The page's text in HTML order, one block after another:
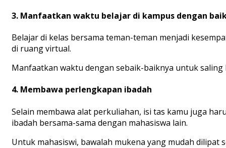
3. Manfaatkan waktu belajar di kampus dengan
Belajar di kelas bersama teman-teman menjadi
di ruang virtual.
Manfaatkan waktu dengan sebaik-baiknya untuk
4. Membawa perlengkapan ibadah
Selain membawa alat perkuliahan, isi tas kamu juga
ibadah bersama-sama dengan mahasiswa lain.
Untuk mahasiswi, bawalah mukena yang mudah